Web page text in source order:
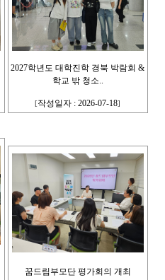
2027학년도 대학진학 경북 박람회 &
학교 밖 청소..
[작성일자 : 2026-07-18]
꿈드림부모단 평가회의 개최